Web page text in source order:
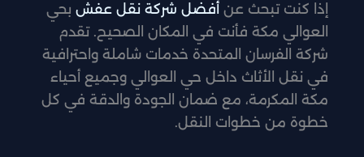
إذا كنت تبحث عن أفضل شركة نقل عفش بحي
العوالي مكة فأنت في المكان الصحيح. تقدم
شركة الفرسان المتحدة خدمات شاملة واحترافية
في نقل الأثاث داخل حي العوالي وجميع أحياء
مكة المكرمة، مع ضمان الجودة والدقة في كل
خطوة من خطوات النقل.